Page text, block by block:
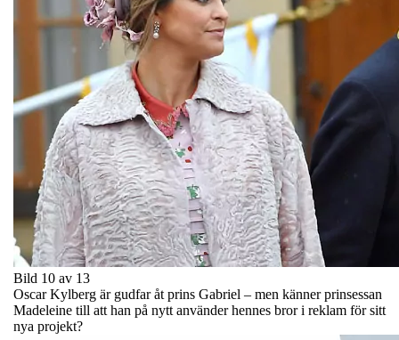
Bild 10 av 13
Oscar Kylberg är gudfar åt prins Gabriel – men känner prinsessan
Madeleine till att han på nytt använder hennes bror i reklam för sitt
nya projekt?